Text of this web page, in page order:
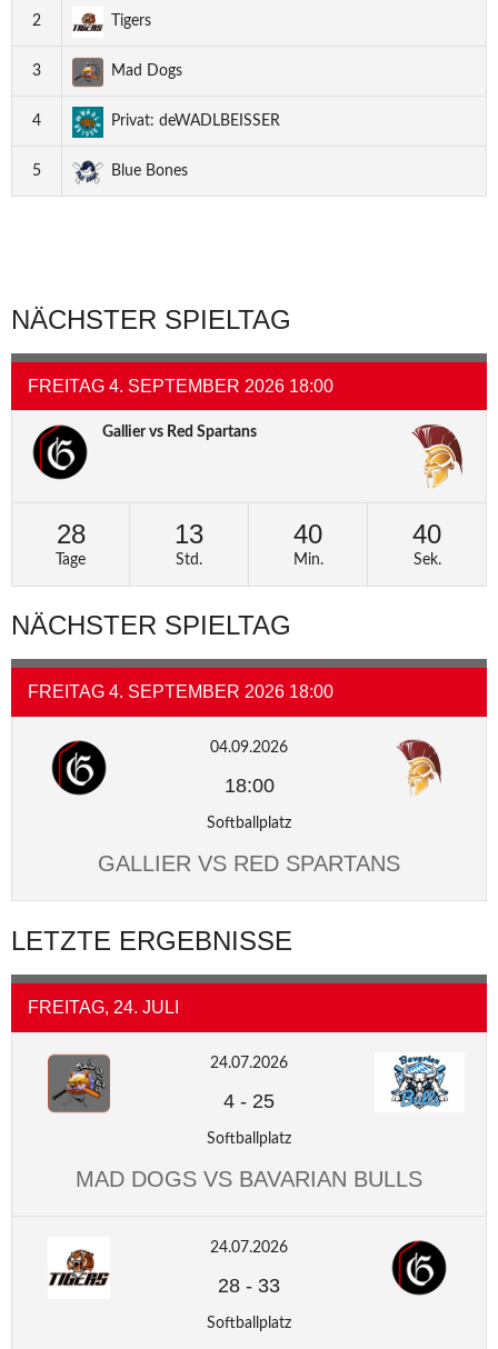
2 Tigers
3 Mad Dogs
4 Privat: deWADLBEISSER
5 Blue Bones
NÄCHSTER SPIELTAG
FREITAG 4. SEPTEMBER 2026 18:00
Gallier vs Red Spartans
28
Tage
13
Std.
40
Min.
40
Sek.
NÄCHSTER SPIELTAG
FREITAG 4. SEPTEMBER 2026 18:00
04.09.2026
18:00
Softballplatz
GALLIER VS RED SPARTANS
LETZTE ERGEBNISSE
FREITAG, 24. JULI
24.07.2026
4 - 25
Softballplatz
MAD DOGS VS BAVARIAN BULLS
24.07.2026
28 - 33
Softballplatz